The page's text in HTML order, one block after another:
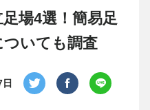
場4選！簡易足
いても調査